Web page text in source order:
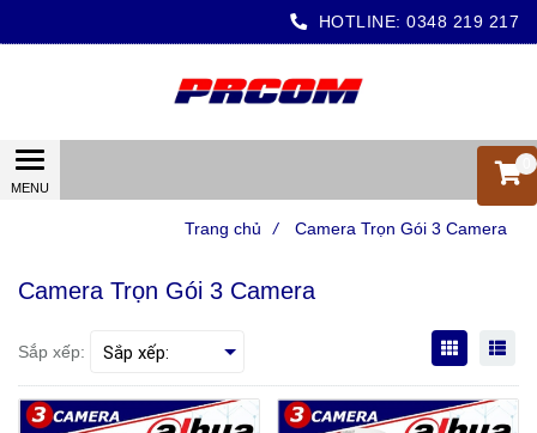
HOTLINE: 0348 219 217
Trang chủ / Camera Trọn Gói 3 Camera
Camera Trọn Gói 3 Camera
Sắp xếp: